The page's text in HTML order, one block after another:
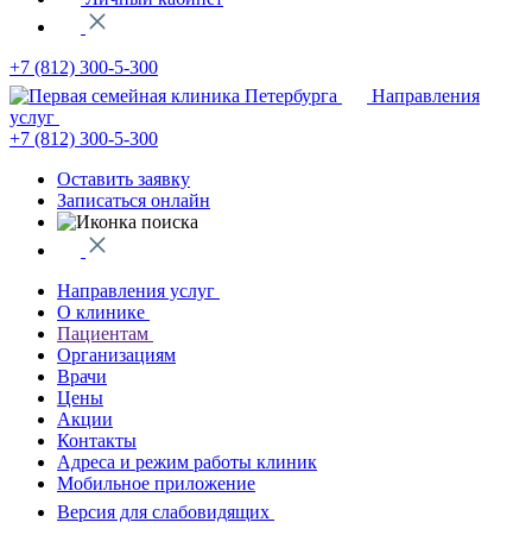
+7 (812) 300-5-300
Направления
услуг
+7 (812) 300-5-300
Оставить заявку
Записаться онлайн
Направления услуг
О клинике
Пациентам
Организациям
Врачи
Цены
Акции
Контакты
Адреса и режим работы клиник
Мобильное приложение
Версия для слабовидящих